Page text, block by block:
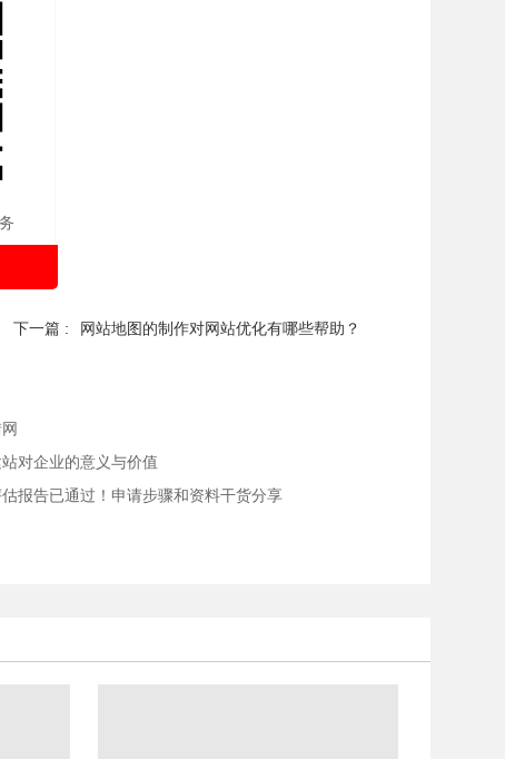
下一篇 : 网站地图的制作对网站优化有哪些帮助？
对企业的意义与价值
报告已通过！申请步骤和资料干货分享